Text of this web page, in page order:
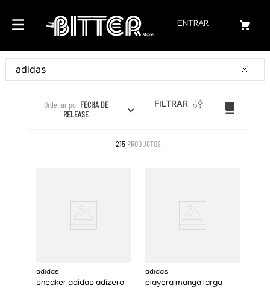
ENTRAR
Buscar
Ordenar por FECHA DE
RELEASE
FILTRAR
215 PRODUCTOS
adidas
sneaker adidas adizero
adidas
playera manga larga